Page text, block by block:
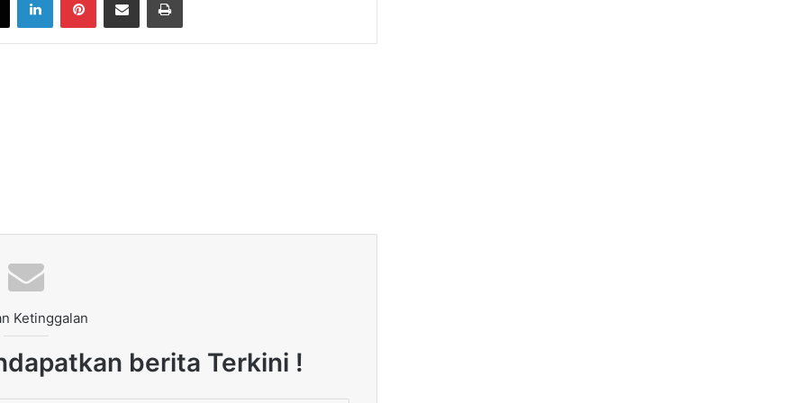
Ketinggalan
berita Terkini !